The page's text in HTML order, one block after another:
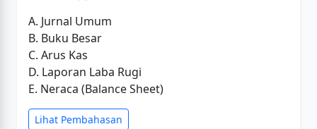
A. Jurnal Umum
B. Buku Besar
C. Arus Kas
D. Laporan Laba Rugi
E. Neraca (Balance Sheet)
Lihat Pembahasan